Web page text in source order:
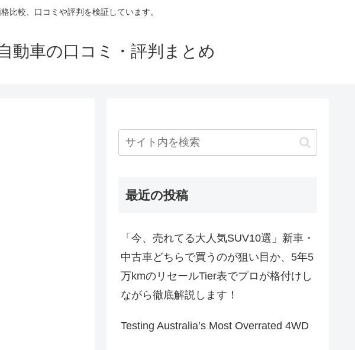
比較、口コミや評判を検証しています。
動車の口コミ・評判まとめ
最近の投稿
「今、売れてる大人気SUV10選」新車・
中古車どちらで買うのが狙い目か、5年5
万kmのリセールTier表でプロが格付けし
ながら徹底解説します！
Testing Australia’s Most Overrated 4WD